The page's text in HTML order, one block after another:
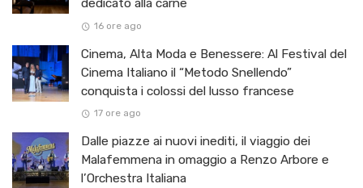
dedicato alla carne
16 ore ago
Cinema, Alta Moda e Benessere: Al Festival del
Cinema Italiano il “Metodo Snellendo”
conquista i colossi del lusso francese
17 ore ago
Dalle piazze ai nuovi inediti, il viaggio dei
Malafemmena in omaggio a Renzo Arbore e
l’Orchestra Italiana ​